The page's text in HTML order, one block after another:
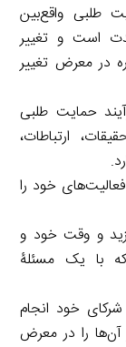
طلبی واقع‌بین
است و تغییر
در معرض تغییر
حمایت طلبی
ارتباطات،
خود را
و وقت خود و
با یک مسئلۀ
خود انجام
را در معرض